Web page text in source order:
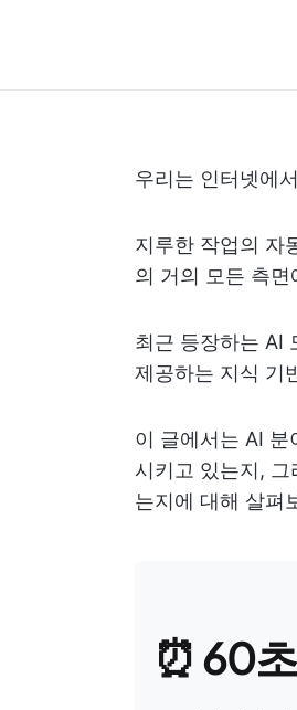
우리는 인터넷에
지루한 작업의 자
의 거의 모든 측
최근 등장하는 AI
제공하는 지식 기
이 글에서는 AI
시키고 있는지,
는지에 대해 살펴
⏰ 60